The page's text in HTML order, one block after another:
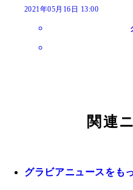
2021年05月16日 13:00
関連
グラビアニュースをも